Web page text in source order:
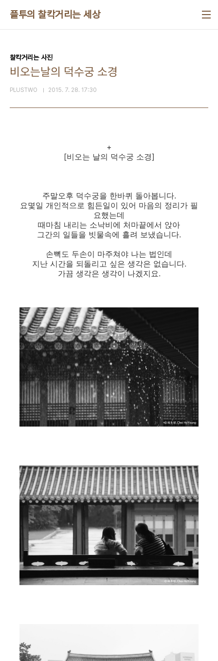
플투의 찰칵거리는 세상
찰칵거리는 사진
비오는날의 덕수궁 소경
PLUSTWO 2015. 7. 28. 17:30
+
[비오는 날의 덕수궁 소경]
주말오후 덕수궁을 한바퀴 돌아봅니다.
요몇일 개인적으로 힘든일이 있어 마음의 정리가 필
요했는데
때마침 내리는 소낙비에 처마끝에서 앉아
그간의 일들을 빗물속에 흘려 보냈습니다.
손뼉도 두손이 마주쳐야 나는 법인데
지난 시간을 되돌리고 싶은 생각은 없습니다.
가끔 생각은 생각이 나겠지요.